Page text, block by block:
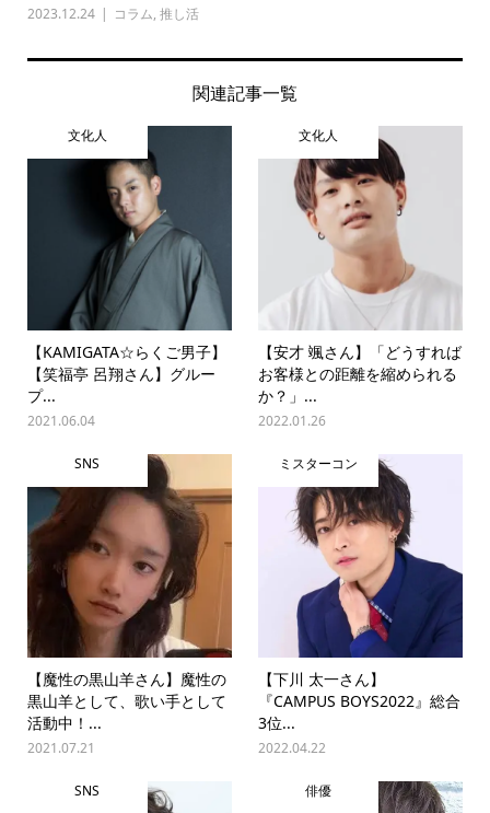
2023.12.24 コラム, 推し活
関連記事一覧
文化人
【KAMIGATA☆らくご男子】
【笑福亭 呂翔さん】グルー
プ...
2021.06.04
文化人
【安才 颯さん】「どうすれば
お客様との距離を縮められる
か？」...
2022.01.26
SNS
【魔性の黒山羊さん】魔性の
黒山羊として、歌い手として
活動中！...
2021.07.21
ミスターコン
【下川 太一さん】
『CAMPUS BOYS2022』総合
3位...
2022.04.22
SNS 俳優